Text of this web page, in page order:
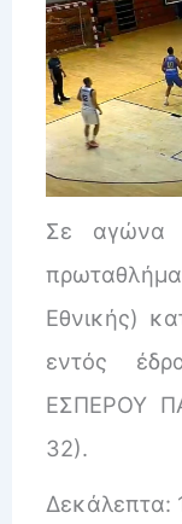
Σε αγώνα
Εθνικής)
εντός
ΕΣΠΕΡΟΥ
32).
Δεκάλεπτα: